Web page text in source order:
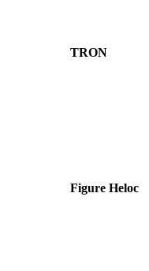
TRON
Figure Heloc